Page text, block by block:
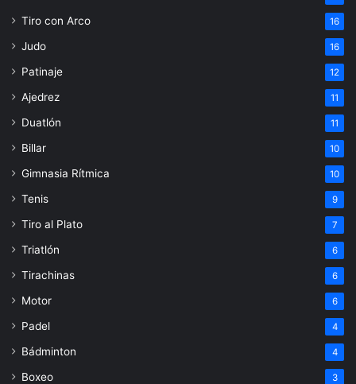
Tiro con Arco 16
Judo 16
Patinaje 12
Ajedrez 11
Duatlón 11
Billar 10
Gimnasia Rítmica 10
Tenis 9
Tiro al Plato 7
Triatlón 6
Tirachinas 6
Motor 6
Padel 4
Bádminton 4
Boxeo 3